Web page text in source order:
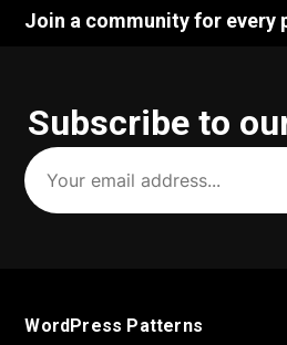
Join a community for every
Subscribe to
Your
email
address
(Required)
WordPress Patterns